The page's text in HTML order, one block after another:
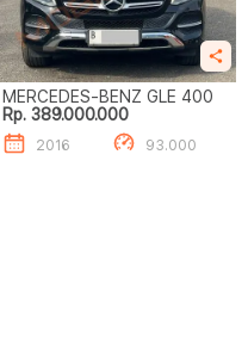
MERCEDES-BENZ GLE 400
Rp. 389.000.000
2016 93.000